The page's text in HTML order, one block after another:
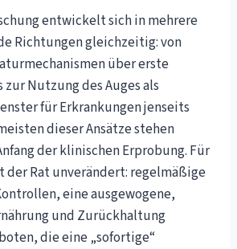
entwickelt sich in mehrere
Richtungen gleichzeitig: von
über erste
Nutzung des Auges als
für Erkrankungen jenseits
dieser Ansätze stehen
der klinischen Erprobung. Für
Rat unverändert: regelmäßige
eine ausgewogene,
und Zurückhaltung
die eine „sofortige“